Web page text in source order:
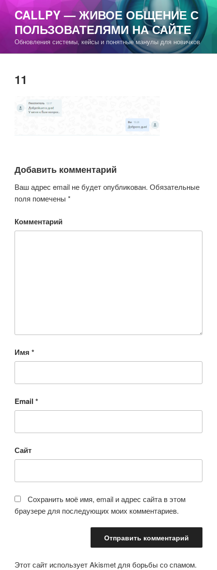
Перейти
содержимому
CALLPY — ЖИВОЕ ОБЩЕНИЕ С
ПОЛЬЗОВАТЕЛЯМИ НА САЙТЕ
Обновления системы, кейсы и понятные манулы для новичков
11
Добавить комментарий
Ваш адрес email не будет опубликован. Обязательные
поля помечены *
Комментарий
Имя *
Email *
Сайт
Сохранить моё имя, email и адрес сайта в этом
браузере для последующих моих комментариев.
Этот сайт использует Akismet для борьбы со спамом.